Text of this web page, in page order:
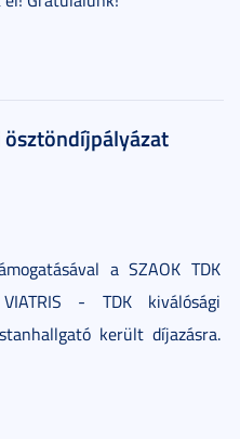
ösztöndíjpályázat
a SZAOK TDK
- TDK kiválósági
került díjazásra.